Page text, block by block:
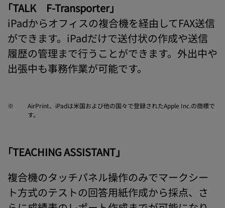
｢TALK F-Transporter｣
iPadからオフィスの複合機を経由してFAX送信
ができます。iPadだけで送付状の作成や送信
履歴の管理まで行うことができます。外出中や
出張中も事務作業が可能です。
※
AirPrint、iPadは米国および他の国々で登録されたApple Inc.の商標で
す。
｢TEACHING ASSISTANT｣
複合機のタッチパネル操作のみでマークシー
ト方式のテストの回答用紙作成から採点、さ